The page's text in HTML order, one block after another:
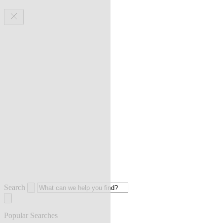
Search
Popular Searches